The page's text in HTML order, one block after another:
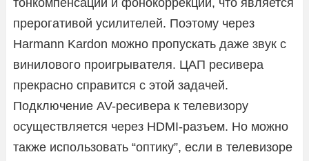
прерогативой усилителей. Поэтому через
Harmann Kardon можно пропускать даже звук с
винилового проигрывателя. ЦАП ресивера
прекрасно справится с этой задачей.
Подключение AV-ресивера к телевизору
осуществляется через HDMI-разъем. Но можно
также использовать “оптику”, если в телевизоре